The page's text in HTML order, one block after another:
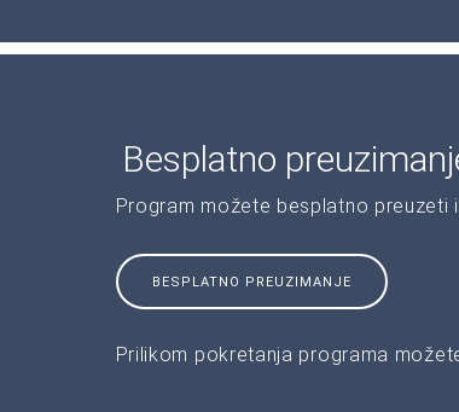
Besplatno
Program možete besplatno preuzeti
BESPLATNO PREUZIMANJE
Prilikom pokretanja programa